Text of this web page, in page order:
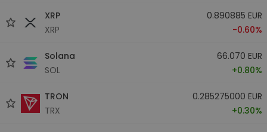
XRP
XRP
0.890885 EUR
-0.60%
Solana
SOL
66.070 EUR
+0.80%
TRON
TRX
0.285275000 EUR
+0.30%